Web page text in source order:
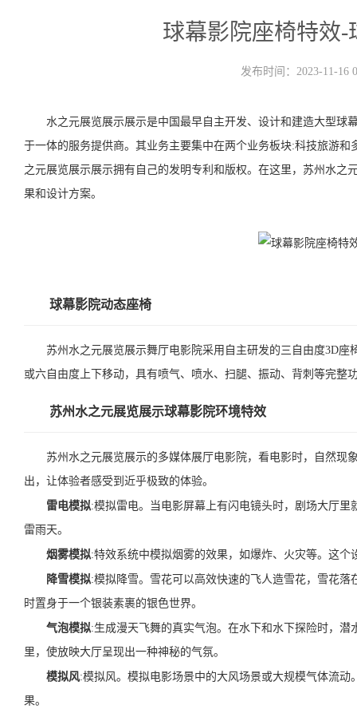
球幕影院座椅特效
发布时间：2023-11-16
水之元展览展示展示是中国最早自主开发、设计和建造大型球
于一体的服务提供商。其业务主要集中在两个业务板块:科技旅游
之元展览展示展示拥有自己的发明专利和版权。在这里，苏州水
果和设计方案。
球幕影院动态座椅
苏州水之元展览展示舞厅电影院采用自主研发的三自由度3D座
或六自由度上下移动，具有喷气、喷水、扫腿、振动、背刺等完整
苏州水之元展览展示球幕影院环境特效
苏州水之元展览展示的多媒体展厅电影院，看电影时，自然现
出，让体验者感受到近乎极致的体验。
雷电模拟:模拟雷电。当电影屏幕上有闪电镜头时，剧场大厅
雷雨天。
烟雾模拟:特效系统中模拟烟雾的效果，如爆炸、火灾等。这
降雪模拟:模拟降雪。雪花可以高效快速的飞人造雪花，雪花
时置身于一个银装素裹的银色世界。
气泡模拟:生成漫天飞舞的真实气泡。在水下和水下探险时，
里，使放映大厅呈现出一种神秘的气氛。
模拟风:模拟风。模拟电影场景中的大风场景或大规模气体流
果。